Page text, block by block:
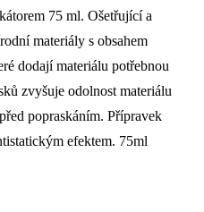
Krém na obuv
75 ml. Ošetřující a
materiály s obsahem
dodají materiálu potřebnou
zvyšuje odolnost materiálu
popraskáním. Přípravek
efektem. 75ml